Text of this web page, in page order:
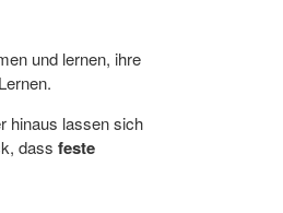
und lernen, ihre
hinaus lassen sich
dass feste